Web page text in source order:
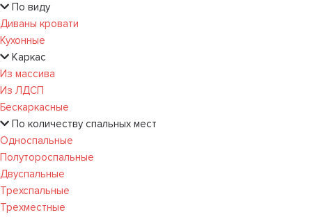
По виду
Диваны кровати
Кухонные
Каркас
Из массива
Из ЛДСП
Бескаркасные
По количеству спальных мест
Односпальные
Полутороспальные
Двуспальные
Трехспальные
Трехместные